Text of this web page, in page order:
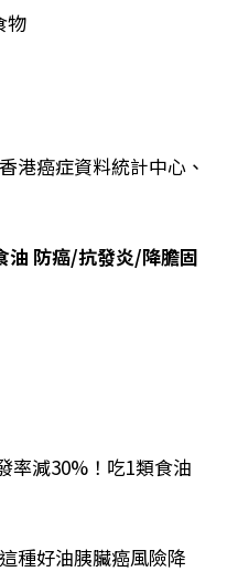
物
港癌症資料統計中心、
油 防癌/抗發炎/降膽固
率減30%！吃1類食油
種好油胰臟癌風險降